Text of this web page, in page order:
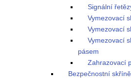
Signální
Vymezovací
Vymezovací
Vymezovací
pásem
Zahrazovací
Bezpečnostní